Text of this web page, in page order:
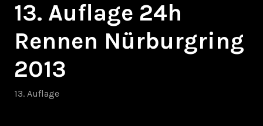
13. Auflage 24h
Rennen Nürburgring
2013
13. Auflage